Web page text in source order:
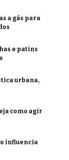
a gás para
e patins
urbana,
como agir
influencia